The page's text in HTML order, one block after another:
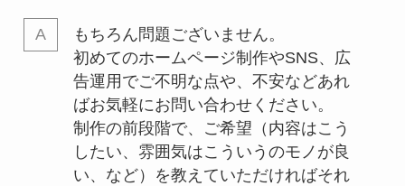
もちろん問題ございません。
初めてのホームページ制作やSNS、広
告運用でご不明な点や、不安などあれ
ばお気軽にお問い合わせください。
制作の前段階で、ご希望（内容はこう
したい、雰囲気はこういうのモノが良
い、など）を教えていただければそれ